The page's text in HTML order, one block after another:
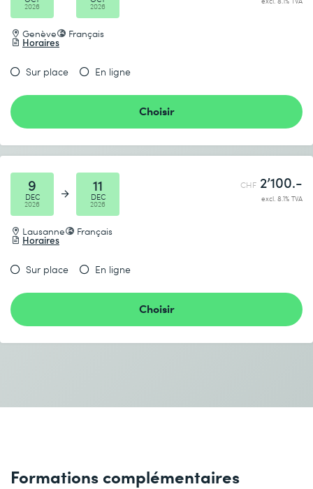
2026 2026
Genève Français
Horaires
Sur place En ligne
Choisir
9
DEC
2026
11
DEC
2026
Lausanne Français
Horaires
CHF 2’100.-
excl. 8.1% TVA
Sur place En ligne
Choisir
Formations complémentaires